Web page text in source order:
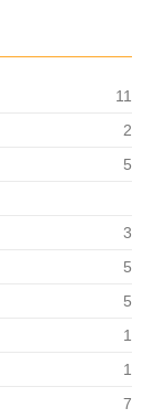
11
2
5
3
5
5
1
1
7